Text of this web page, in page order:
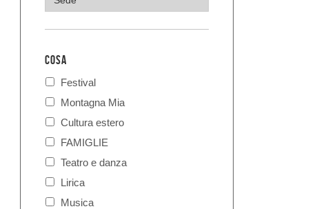
COSA
Festival
Montagna Mia
Cultura estero
FAMIGLIE
Teatro e danza
Lirica
Musica